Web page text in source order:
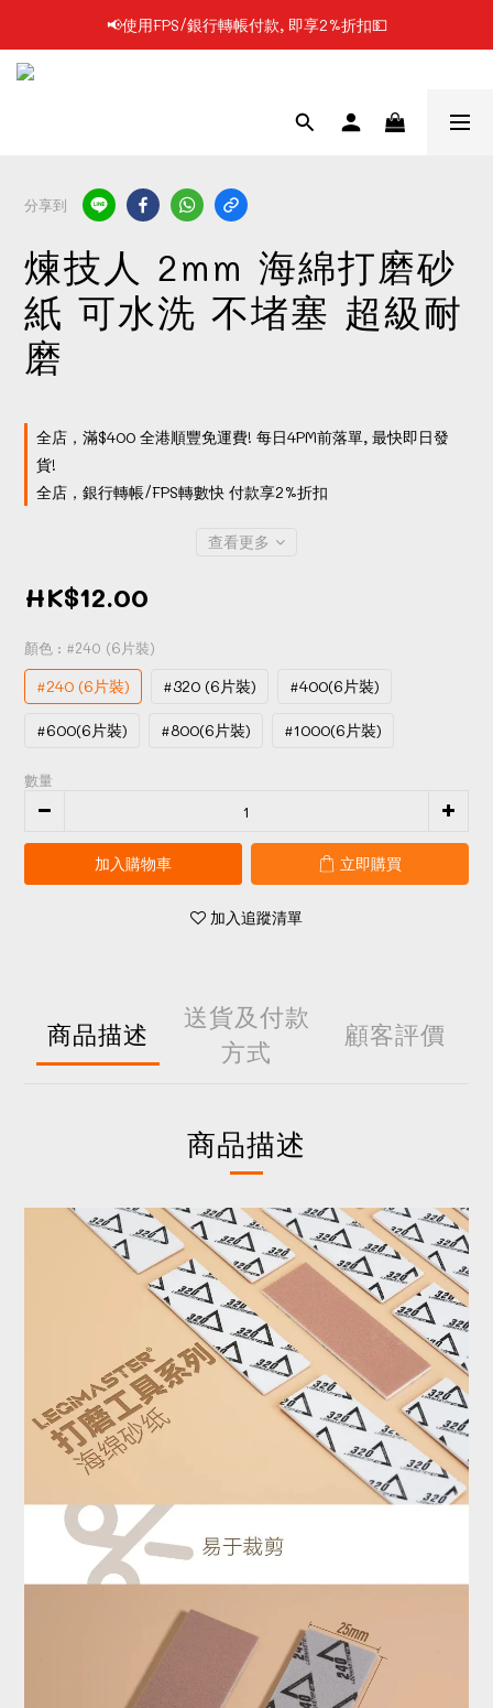
📢凡購物滿$199 順豐自提點免運費📦📦
📢使用FPS/銀行轉帳付款, 即享2%折扣💵
分享到
煉技人 2mm 海綿打磨砂
紙 可水洗 不堵塞 超級耐
磨
全店，滿$400 全港順豐免運費! 每日4PM前落單, 最快即日發
貨!
全店，銀行轉帳/FPS轉數快 付款享2%折扣
查看更多
HK$12.00
顏色 : #240 (6片裝)
#240 (6片裝) #320 (6片裝) #400(6片裝)
#600(6片裝) #800(6片裝) #1000(6片裝)
數量
加入購物車 立即購買
加入追蹤清單
商品描述
送貨及付款
方式
顧客評價
商品描述